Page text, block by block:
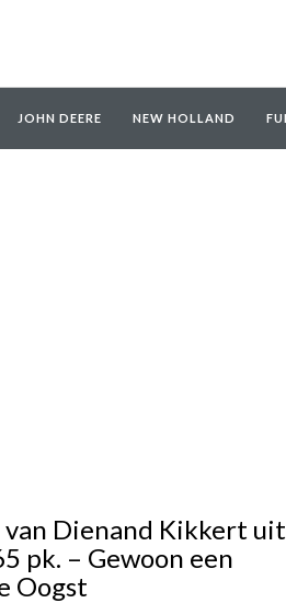
JOHN DEERE NEW HOLLAND
van Dienand Kikkert uit
pk. – Gewoon een
Oogst